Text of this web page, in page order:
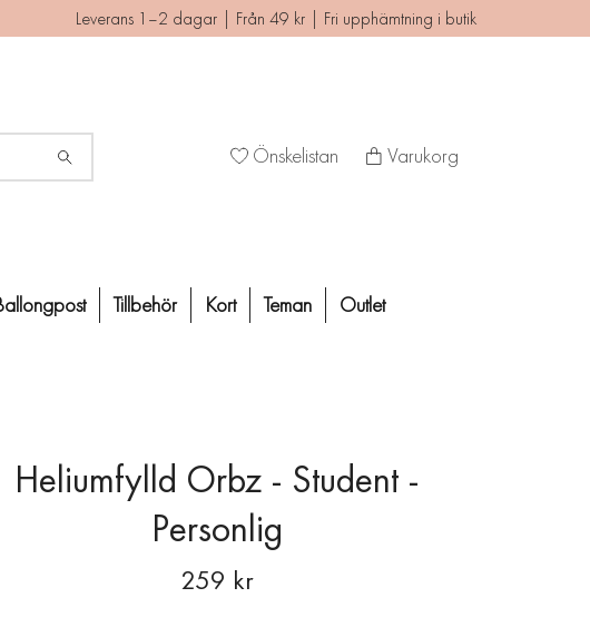
Leverans 1–2 dagar | Från 49 kr | Fri upphämtning i butik
Önskelistan Varukorg
Tillbehör Kort Teman Outlet
Heliumfylld Orbz - Student -
Personlig
259 kr